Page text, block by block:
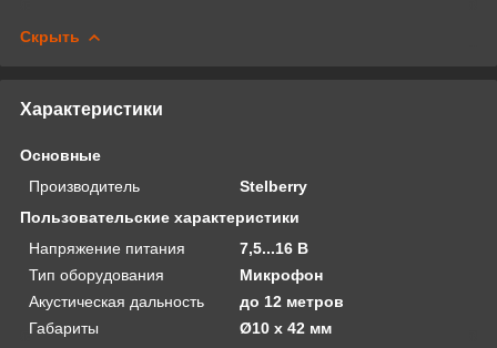
Скрыть
Характеристики
Основные
Производитель
Stelberry
Пользовательские характеристики
Напряжение питания
7,5...16 В
Тип оборудования
Микрофон
Акустическая дальность
до 12 метров
Габариты
Ø10 х 42 мм